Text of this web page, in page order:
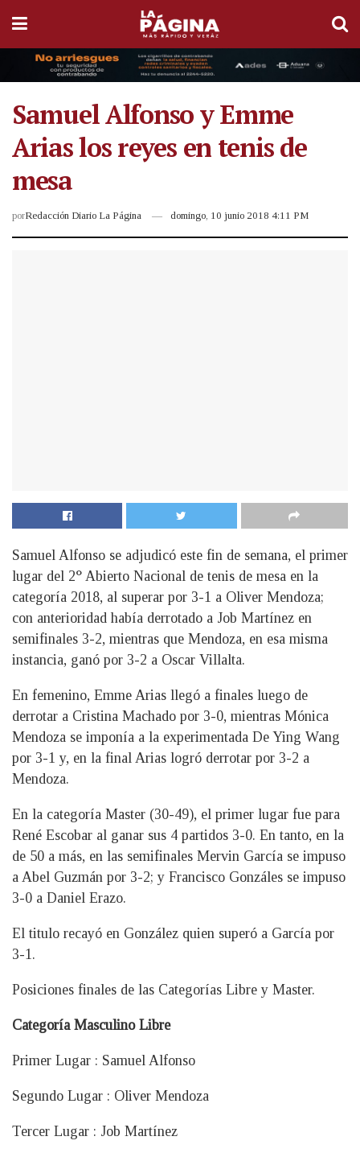
Samuel Alfonso y Emme
Arias los reyes en tenis de
mesa
porRedacción Diario La Página domingo, 10 junio 2018 4:11 PM
Samuel Alfonso se adjudicó este fin de semana, el primer
lugar del 2° Abierto Nacional de tenis de mesa en la
categoría 2018, al superar por 3-1 a Oliver Mendoza;
con anterioridad había derrotado a Job Martínez en
semifinales 3-2, mientras que Mendoza, en esa misma
instancia, ganó por 3-2 a Oscar Villalta.
En femenino, Emme Arias llegó a finales luego de
derrotar a Cristina Machado por 3-0, mientras Mónica
Mendoza se imponía a la experimentada De Ying Wang
por 3-1 y, en la final Arias logró derrotar por 3-2 a
Mendoza.
En la categoría Master (30-49), el primer lugar fue para
René Escobar al ganar sus 4 partidos 3-0. En tanto, en la
de 50 a más, en las semifinales Mervin García se impuso
a Abel Guzmán por 3-2; y Francisco Gonzáles se impuso
3-0 a Daniel Erazo.
El titulo recayó en González quien superó a García por
3-1.
Posiciones finales de las Categorías Libre y Master.
Categoría Masculino Libre
Primer Lugar : Samuel Alfonso
Segundo Lugar : Oliver Mendoza
Tercer Lugar : Job Martínez